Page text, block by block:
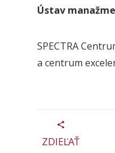
Ústav
SPECTRA
a centrum
ZDIEĽAŤ